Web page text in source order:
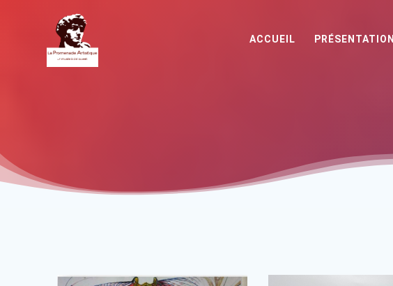
ACCUEIL PRÉSENTATION